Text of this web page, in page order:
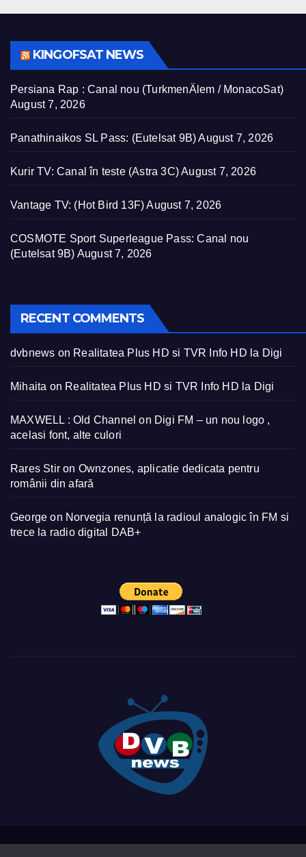
KINGOFSAT NEWS
Persiana Rap : Canal nou (TurkmenÄlem / MonacoSat)
August 7, 2026
Panathinaikos SL Pass: (Eutelsat 9B) August 7, 2026
Kurir TV: Canal în teste (Astra 3C)August 7, 2026
Vantage TV: (Hot Bird 13F) August 7, 2026
COSMOTE Sport Superleague Pass: Canal nou
(Eutelsat 9B) August 7, 2026
RECENT COMMENTS
dvbnews on Realitatea Plus HD si TVR Info HD la Digi
Mihaita on Realitatea Plus HD si TVR Info HD la Digi
MAXWELL : Old Channel on Digi FM – un nou logo ,
acelasi font, alte culori
Rares Stir on Ownzones, aplicatie dedicata pentru
românii din afară
George on Norvegia renunță la radioul analogic în FM si
trece la radio digital DAB+